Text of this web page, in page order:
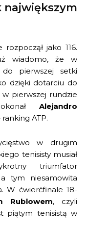
największym
jako 116.
wiadomo, że w
pierwszej setki
dzięki dotarciu do
w pierwszej rundzie
Alejandro
ranking ATP.
w drugim
tenisisty musiał
triumfator
tym niesamowita
W ćwierćfinale 18-
Rublowem, czyli
piątym tenisistą w